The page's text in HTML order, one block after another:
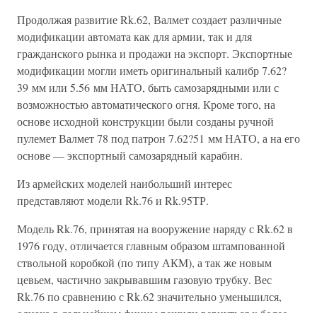
Продолжая развитие Rk.62, Валмет создает различные
модификации автомата как для армии, так и для
гражданского рынка и продажи на экспорт. Экспортные
модификации могли иметь оригинальный калибр 7.62?
39 мм или 5.56 мм НАТО, быть самозарядными или с
возможностью автоматического огня. Кроме того, на
основе исходной конструкции были созданы ручной
пулемет Валмет 78 под патрон 7.62?51 мм НАТО, а на его
основе — экспортный самозарядный карабин.
Из армейских моделей наибольший интерес
представляют модели Rk.76 и Rk.95ТР.
Модель Rk.76, принятая на вооружение наряду с Rk.62 в
1976 году, отличается главным образом штампованной
ствольной коробкой (по типу АКМ), а так же новым
цевьем, частично закрывавшим газовую трубку. Вес
Rk.76 по сравнению с Rk.62 значительно уменьшился,